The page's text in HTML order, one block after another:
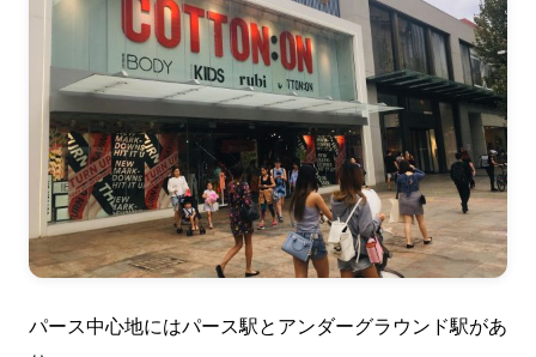
パース中心地にはパース駅とアンダーグラウンド駅があ